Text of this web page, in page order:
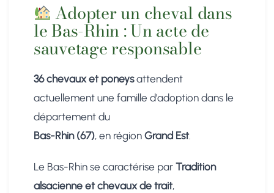
Adopter un cheval dans
le Bas-Rhin : Un acte de
sauvetage responsable
36 chevaux et poneysattendent
actuellement une famille d’adoption dans le
département du
Bas-Rhin (67), en région Grand Est.
Le Bas-Rhin se caractérise par Tradition
alsacienne et chevaux de trait,